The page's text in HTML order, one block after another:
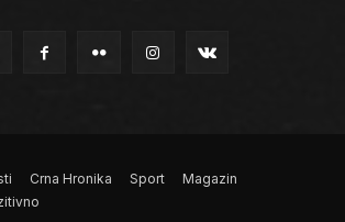
Crna Hronika Sport
Magazin